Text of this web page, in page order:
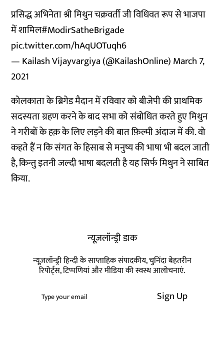
प्रसिद्ध अभिनेता श्री मिथुन चक्रवर्ती जी विधिवत रूप से भाजपा
में शामिल#ModirSatheBrigade
pic.twitter.com/hAqUOTuqh6
— Kailash Vijayvargiya (@KailashOnline)March 7,
2021
कोलकाता के ब्रिगेड मैदान में रविवार को बीजेपी की प्राथमिक
सदस्यता ग्रहण करने के बाद सभा को संबोधित करते हुए मिथुन
ने गरीबों के हक़ के लिए लड़ने की बात फ़िल्मी अंदाज में की. वो
कहते हैं न कि संगत के हिसाब से मनुष्य की भाषा भी बदल जाती
है, किन्तु इतनी जल्दी भाषा बदलती है यह सिर्फ मिथुन ने साबित
किया.
न्यूज़लॉन्ड्री डाक
न्यूज़लॉन्ड्री हिन्दी के साप्ताहिक संपादकीय, चुनिंदा बेहतरीन
रिपोर्ट्स, टिप्पणियां और मीडिया की स्वस्थ आलोचनाएं.
Sign Up